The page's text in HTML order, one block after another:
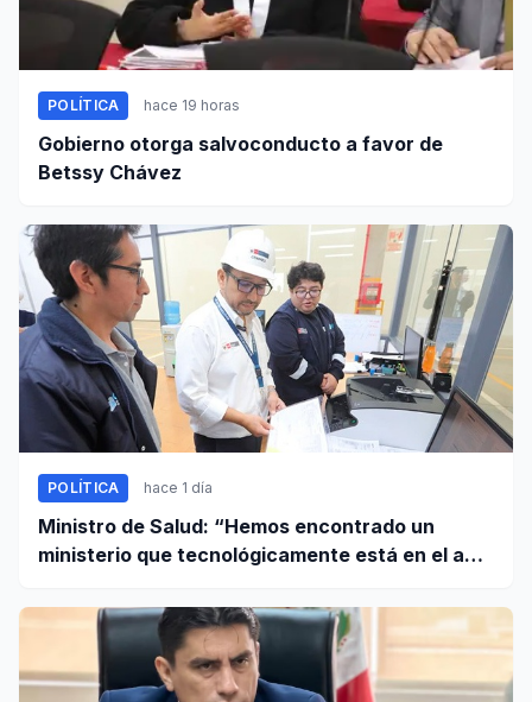
POLÍTICA hace 19 horas
Gobierno otorga salvoconducto a favor de
Betssy Chávez
POLÍTICA hace 1 día
Ministro de Salud: “Hemos encontrado un
ministerio que tecnológicamente está en el año